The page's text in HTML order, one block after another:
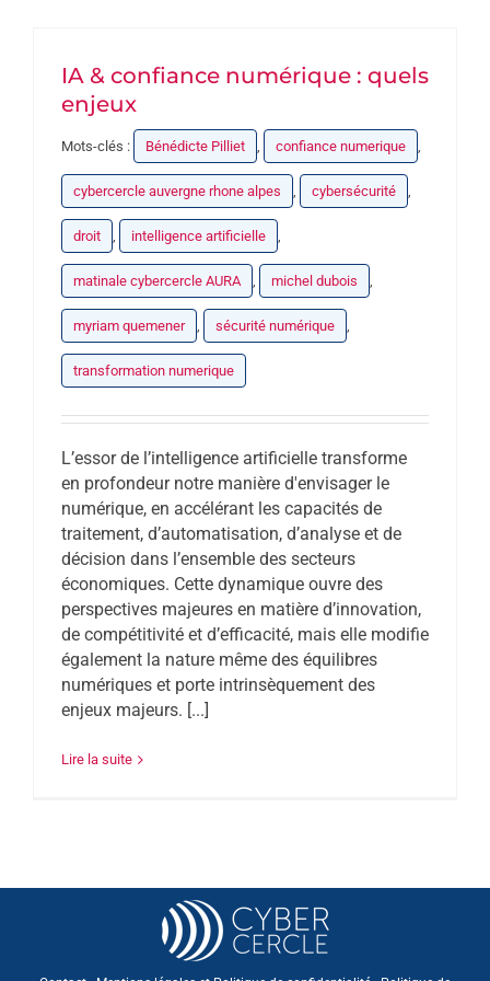
DEVENEZ PARTENAIRE
IA & confiance numérique : quels
enjeux
Mots-clés : Bénédicte Pilliet , confiance numerique ,
cybercercle auvergne rhone alpes , cybersécurité ,
droit , intelligence artificielle ,
matinale cybercercle AURA , michel dubois ,
myriam quemener , sécurité numérique ,
transformation numerique
L’essor de l’intelligence artificielle transforme
en profondeur notre manière d'envisager le
numérique, en accélérant les capacités de
traitement, d’automatisation, d’analyse et de
décision dans l’ensemble des secteurs
économiques. Cette dynamique ouvre des
perspectives majeures en matière d’innovation,
de compétitivité et d’efficacité, mais elle modifie
également la nature même des équilibres
numériques et porte intrinsèquement des
enjeux majeurs. [...]
Lire la suite